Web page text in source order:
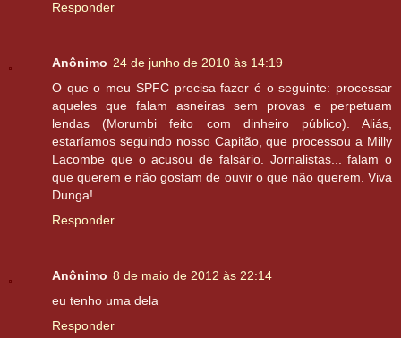
Responder
Anônimo 24 de junho de 2010 às 14:19
O que o meu SPFC precisa fazer é o seguinte: processar
aqueles que falam asneiras sem provas e perpetuam
lendas (Morumbi feito com dinheiro público). Aliás,
estaríamos seguindo nosso Capitão, que processou a Milly
Lacombe que o acusou de falsário. Jornalistas... falam o
que querem e não gostam de ouvir o que não querem. Viva
Dunga!
Responder
Anônimo 8 de maio de 2012 às 22:14
eu tenho uma dela
Responder